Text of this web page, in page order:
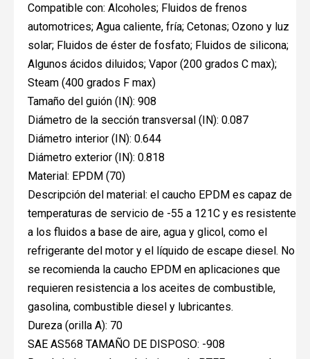
Compatible con: Alcoholes; Fluidos de frenos
automotrices; Agua caliente, fría; Cetonas; Ozono y luz
solar; Fluidos de éster de fosfato; Fluidos de silicona;
Algunos ácidos diluidos; Vapor (200 grados C max);
Steam (400 grados F max)
Tamaño del guión (IN): 908
Diámetro de la sección transversal (IN): 0.087
Diámetro interior (IN): 0.644
Diámetro exterior (IN): 0.818
Material: EPDM (70)
Descripción del material: el caucho EPDM es capaz de
temperaturas de servicio de -55 a 121C y es resistente
a los fluidos a base de aire, agua y glicol, como el
refrigerante del motor y el líquido de escape diesel. No
se recomienda la caucho EPDM en aplicaciones que
requieren resistencia a los aceites de combustible,
gasolina, combustible diesel y lubricantes.
Dureza (orilla A): 70
SAE AS568 TAMAÑO DE DISPOSO: -908